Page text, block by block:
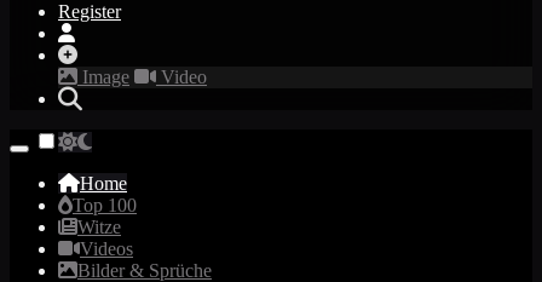
Register
Image Video
Home
Top 100
Witze
Videos
Bilder & Sprüche